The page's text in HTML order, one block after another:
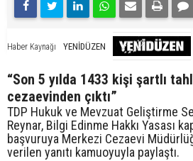
Haber Kaynağı YENİDÜZEN
“Son 5 yılda 1433 kişi şartlı
cezaevinden çıktı”
TDP Hukuk ve Mevzuat Geliştirme
Reynar, Bilgi Edinme Hakkı Yasası
başvuruya Merkezi Cezaevi
verilen yanıtı kamuoyuyla paylaştı.